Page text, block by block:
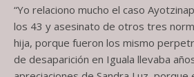
“Yo relaciono mucho el caso
los 43 y asesinato de otros tres
hija, porque fueron los mismo
de desaparición en Iguala llevaba